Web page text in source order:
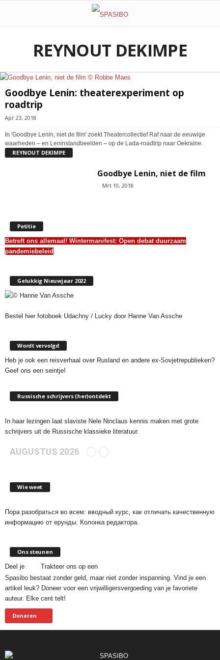
REYNOUT DEKIMPE
Goodbye Lenin: theaterexperiment op
roadtrip
Apr 23, 2018
In 'Goodbye Lenin, niet de film' zoekt Theatercollectief Raf naar de eeuwige
waarheden – en Leninstandbeelden – op de Lada-roadtrip naar Oekraïne.
REYNOUT DEKIMPE
Goodbye Lenin, niet de film
Mrt 10, 2018
Petitie
Betreft ons allemaal! Wintermanifest: Open debat duurzaam
pandemiebeleid
Gelukkig Nieuwjaar 2022
Bestel hier fotoboek Udachny / Lucky door Hanne Van Assche
Wordt vervolgd
Heb je ook een reisverhaal over Rusland en andere ex-Sovjetrepublieken?
Geef ons een seintje!
Russische schrijvers (her)ontdekt
In haar lezingen laat slaviste Nele Ninclaus kennis maken met grote
schrijvers uit de Russische klassieke literatuur.
AUGUSTUS 2026
Wie weet
Пора разобраться во всем: вводный курс, как отличать качественную
информацию от ерунды. Колонка редактора.
Ons steunen
Deel je
Trakteer ons op een
Spasibo bestaat zonder geld, maar niet zonder inspanning. Vind je een
artikel leuk? Doneer voor een vrijwilligersvergoeding van je favoriete
auteur. Elke cent telt!
Doneren